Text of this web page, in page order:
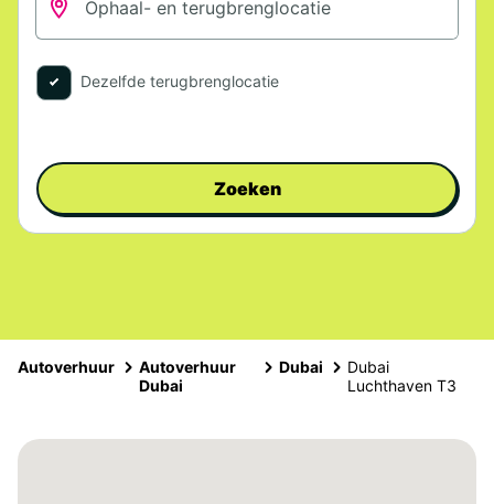
Dezelfde terugbrenglocatie
Zoeken
Autoverhuur
Autoverhuur
Dubai
Dubai
Dubai
Luchthaven T3